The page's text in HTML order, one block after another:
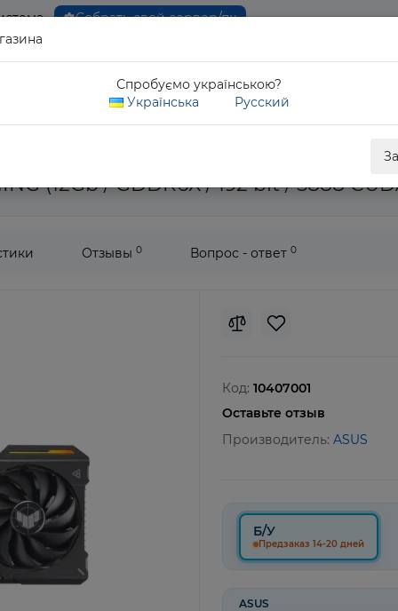
Собрать свой сервер/пк
0
(12Gb / GDDR6X / 192 bit / 5888
Спробуємо українською?
Українська
Русский
Отзывы 0 Вопрос - ответ 0
Код: 10407001
Оставьте отзыв
Производитель: ASUS
Б/У
Предзаказ 14-20 дней
ASUS